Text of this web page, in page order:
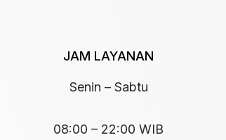
JAM LAYANAN
Senin – Sabtu
08:00 – 22:00 WIB